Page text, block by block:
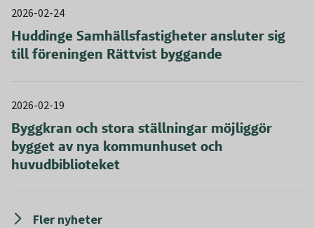
2026-02-24
Huddinge Samhällsfastigheter ansluter sig
till föreningen Rättvist byggande
2026-02-19
Byggkran och stora ställningar möjliggör
bygget av nya kommunhuset och
huvudbiblioteket
Fler nyheter